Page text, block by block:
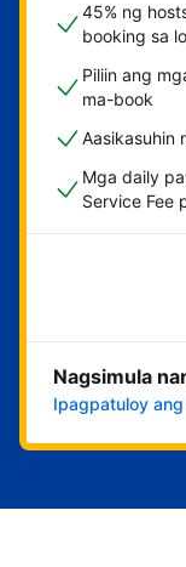
45% ng
booking sa
Piliin ang
ma-book
Aasikasuhin
Mga daily
Service Fee
Nagsimula
Ipagpatuloy